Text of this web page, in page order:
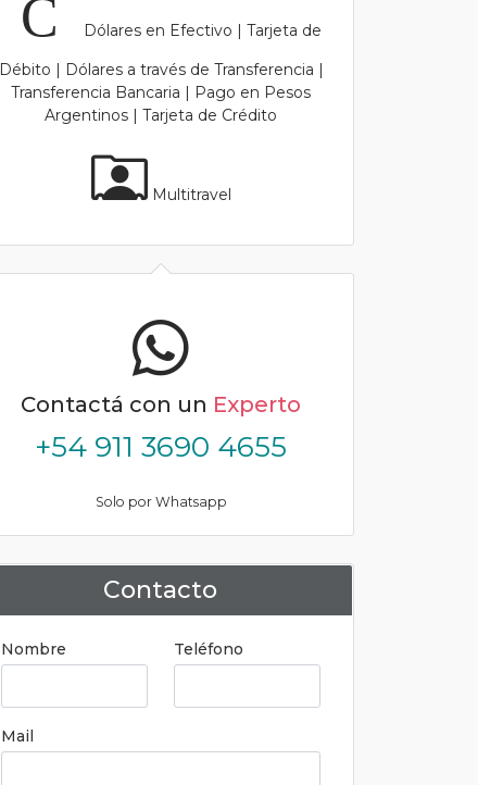
Dólares en Efectivo | Tarjeta de
Débito | Dólares a través de Transferencia |
Transferencia Bancaria | Pago en Pesos
Argentinos | Tarjeta de Crédito
Multitravel
Contactá con un Experto
+54 911 3690 4655
Solo por Whatsapp
Contacto
Nombre Teléfono
Mail